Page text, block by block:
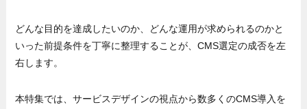
どんな目的を達成したいのか、どんな運用が求められるのかと
いった前提条件を丁寧に整理することが、CMS選定の成否を左
右します。
本特集では、サービスデザインの視点から数多くのCMS導入を